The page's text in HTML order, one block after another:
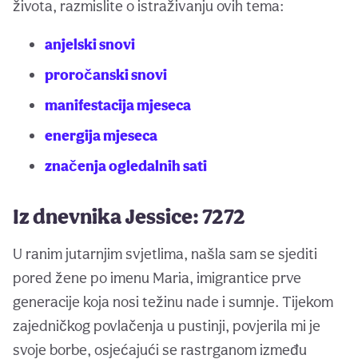
života, razmislite o istraživanju ovih tema:
anjelski snovi
proročanski snovi
manifestacija mjeseca
energija mjeseca
značenja ogledalnih sati
Iz dnevnika Jessice: 7272
U ranim jutarnjim svjetlima, našla sam se sjediti
pored žene po imenu Maria, imigrantice prve
generacije koja nosi težinu nade i sumnje. Tijekom
zajedničkog povlačenja u pustinji, povjerila mi je
svoje borbe, osjećajući se rastrganom između